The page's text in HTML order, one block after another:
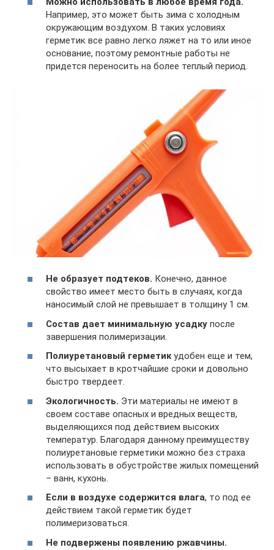
Например, это может быть зима с холодным
окружающим воздухом. В таких условиях
герметик все равно легко ляжет на то или иное
основание, поэтому ремонтные работы не
придется переносить на более теплый период.
Не образует подтеков. Конечно, данное
свойство имеет место быть в случаях, когда
наносимый слой не превышает в толщину 1 см.
Состав дает минимальную усадку после
завершения полимеризации.
Полиуретановый герметикудобен еще и тем,
что высыхает в кротчайшие сроки и довольно
быстро твердеет.
Экологичность. Эти материалы не имеют в
своем составе опасных и вредных веществ,
выделяющихся под действием высоких
температур. Благодаря данному преимуществу
полиуретановые герметики можно без страха
использовать в обустройстве жилых помещений
– ванн, кухонь.
Если в воздухе содержится влага, то под ее
действием такой герметик будет
полимеризоваться.
Не подвержены появлению ржавчины.